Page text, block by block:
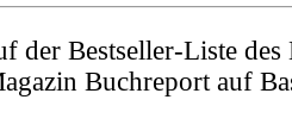
der Bestseller-Liste
Buchreport auf